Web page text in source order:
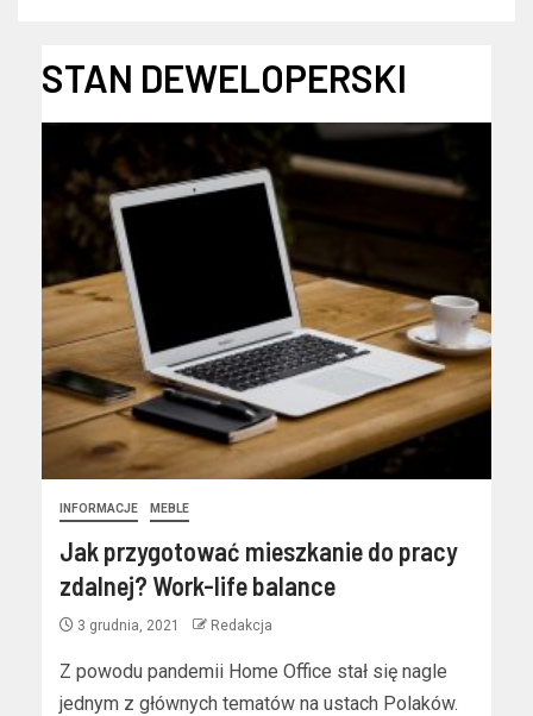
STAN DEWELOPERSKI
INFORMACJE MEBLE
Jak przygotować mieszkanie do pracy
zdalnej? Work-life balance
3 grudnia, 2021 Redakcja
Z powodu pandemii Home Office stał się nagle
jednym z głównych tematów na ustach Polaków.